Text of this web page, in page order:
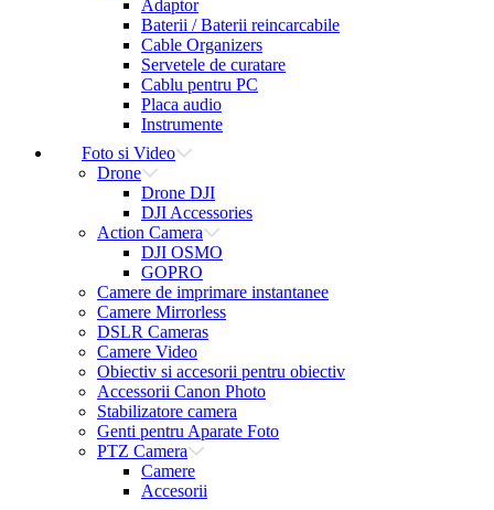
Adaptor
Baterii / Baterii reincarcabile
Cable Organizers
Servetele de curatare
Cablu pentru PC
Placa audio
Instrumente
Foto si Video
Drone
Drone DJI
DJI Accessories
Action Camera
DJI OSMO
GOPRO
Camere de imprimare instantanee
Camere Mirrorless
DSLR Cameras
Camere Video
Obiectiv si accesorii pentru obiectiv
Accessorii Canon Photo
Stabilizatore camera
Genti pentru Aparate Foto
PTZ Camera
Camere
Accesorii